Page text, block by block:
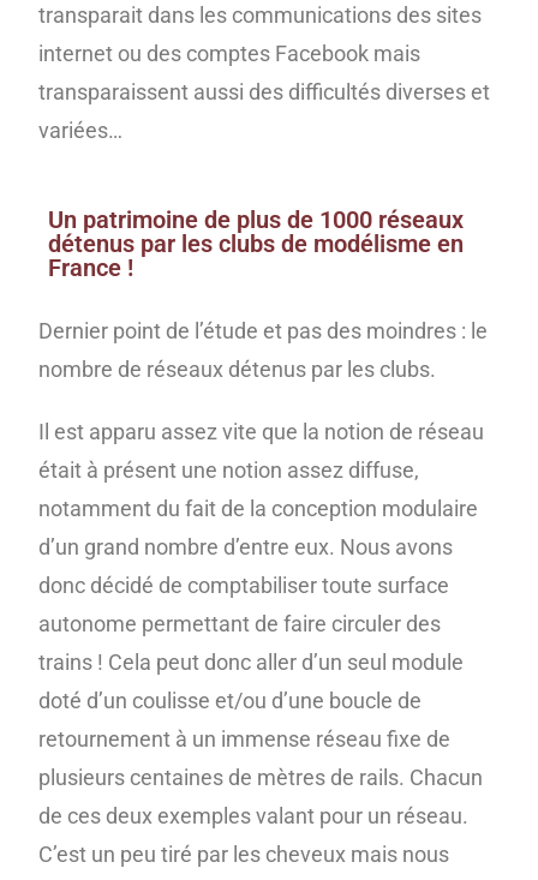
transparait dans les communications des sites
internet ou des comptes Facebook mais
transparaissent aussi des difficultés diverses et
variées…
Un patrimoine de plus de 1000 réseaux
détenus par les clubs de modélisme en
France !
Dernier point de l’étude et pas des moindres : le
nombre de réseaux détenus par les clubs.
Il est apparu assez vite que la notion de réseau
était à présent une notion assez diffuse,
notamment du fait de la conception modulaire
d’un grand nombre d’entre eux. Nous avons
donc décidé de comptabiliser toute surface
autonome permettant de faire circuler des
trains ! Cela peut donc aller d’un seul module
doté d’un coulisse et/ou d’une boucle de
retournement à un immense réseau fixe de
plusieurs centaines de mètres de rails. Chacun
de ces deux exemples valant pour un réseau.
C’est un peu tiré par les cheveux mais nous